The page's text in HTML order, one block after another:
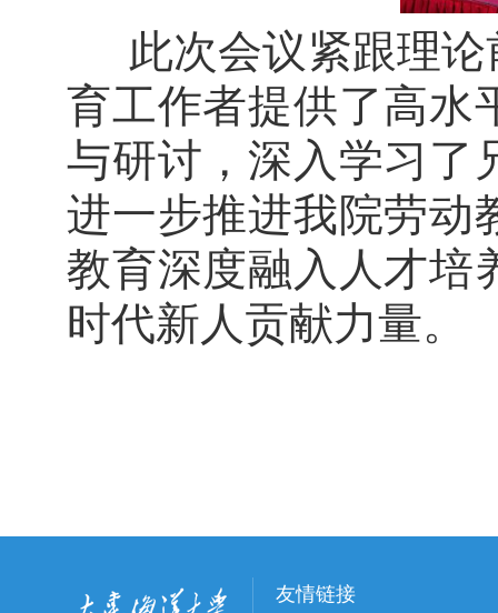
此次会议紧跟理
育工作者提供了高水
与研讨，深入学习了
进一步推进我院劳动
教育深度融入人才培
时代新人贡献力量。
友情链接